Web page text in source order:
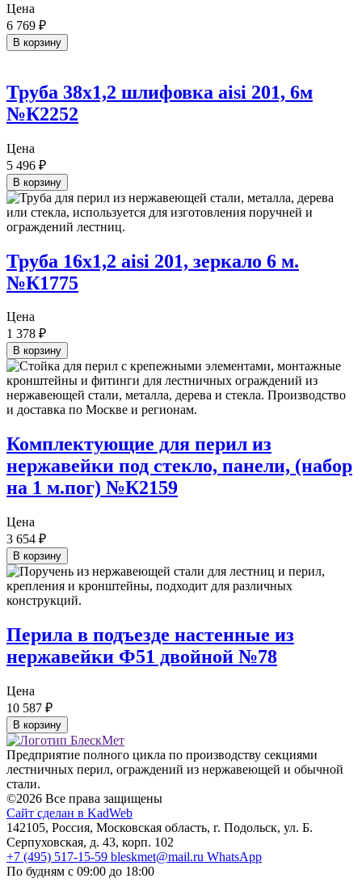
Цена
6 769 ₽
В корзину
Труба 38х1,2 шлифовка aisi 201, 6м
№К2252
Цена
5 496 ₽
В корзину
Труба 16х1,2 aisi 201, зеркало 6 м.
№К1775
Цена
1 378 ₽
В корзину
Комплектующие для перил из
нержавейки под стекло, панели, (набор
на 1 м.пог) №К2159
Цена
3 654 ₽
В корзину
Перила в подъезде настенные из
нержавейки Ф51 двойной №78
Цена
10 587 ₽
В корзину
Предприятие полного цикла по производству секциями
лестничных перил, ограждений из нержавеющей и обычной
стали.
©2026 Все права защищены
Сайт сделан в KadWeb
142105, Россия, Московская область, г. Подольск, ул. Б.
Серпуховская, д. 43, корп. 102
+7 (495) 517-15-59 bleskmet@mail.ru WhatsApp
По будням с 09:00 до 18:00